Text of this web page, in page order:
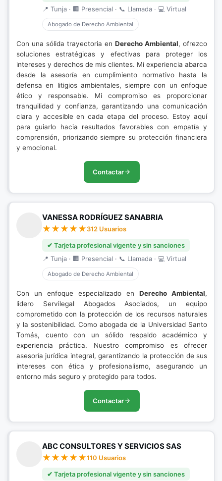
📍 Tunja · 🏢 Presencial · 📞 Llamada · 💻 Virtual
Abogado de Derecho Ambiental
Con una sólida trayectoria en Derecho Ambiental, ofrezco
soluciones estratégicas y efectivas para proteger los
intereses y derechos de mis clientes. Mi experiencia abarca
desde la asesoría en cumplimiento normativo hasta la
defensa en litigios ambientales, siempre con un enfoque
ético y responsable. Mi compromiso es proporcionar
tranquilidad y confianza, garantizando una comunicación
clara y accesible en cada etapa del proceso. Estoy aquí
para guiarlo hacia resultados favorables con empatía y
comprensión, priorizando siempre su protección financiera
y emocional.
Contactar
VANESSA RODRÍGUEZ SANABRIA
312 Usuarios
✔ Tarjeta profesional vigente y sin sanciones
📍 Tunja · 🏢 Presencial · 📞 Llamada · 💻 Virtual
Abogado de Derecho Ambiental
Con un enfoque especializado en Derecho Ambiental,
lidero Servilegal Abogados Asociados, un equipo
comprometido con la protección de los recursos naturales
y la sostenibilidad. Como abogada de la Universidad Santo
Tomás, cuento con un sólido respaldo académico y
experiencia práctica. Nuestro compromiso es ofrecer
asesoría jurídica integral, garantizando la protección de sus
intereses con ética y profesionalismo, asegurando un
entorno más seguro y protegido para todos.
Contactar
ABC CONSULTORES Y SERVICIOS SAS
110 Usuarios
✔ Tarjeta profesional vigente y sin sanciones